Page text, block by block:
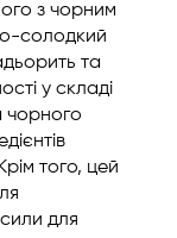
з чорним
солодкий
та
у складі
чорного
того, цей
для